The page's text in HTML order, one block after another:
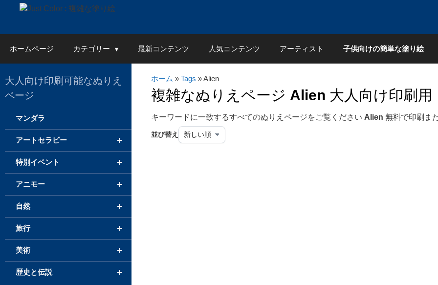
ホームページ カテゴリー 最新コンテンツ 人気コンテンツ アーティスト 子供向けの簡単な塗り絵
ホーム » Tags » Alien
複雑なぬりえページ Alien 大人向け印刷用
キーワードに一致するすべてのぬりえページをご覧ください Alien 無料で印刷ま
並び替え
大人向け印刷可能なぬりえ
ページ
マンダラ
+
アートセラピー
+
特別イベント
+
アニモー
+
自然
+
旅行
+
美術
+
歴史と伝説